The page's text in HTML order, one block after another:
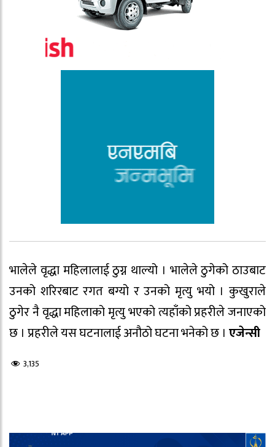
भालेले वृद्धा महिलालाई ठुग्न थाल्यो । भालेले ठुगेको ठाउबाट
उनको शरिरबाट रगत बग्यो र उनको मृत्यु भयो । कुखुराले
ठुगेर नै वृद्धा महिलाको मृत्यु भएको त्यहाँको प्रहरीले जनाएको
छ । प्रहरीले यस घटनालाई अनौठो घटना भनेको छ । एजेन्सी
3,135